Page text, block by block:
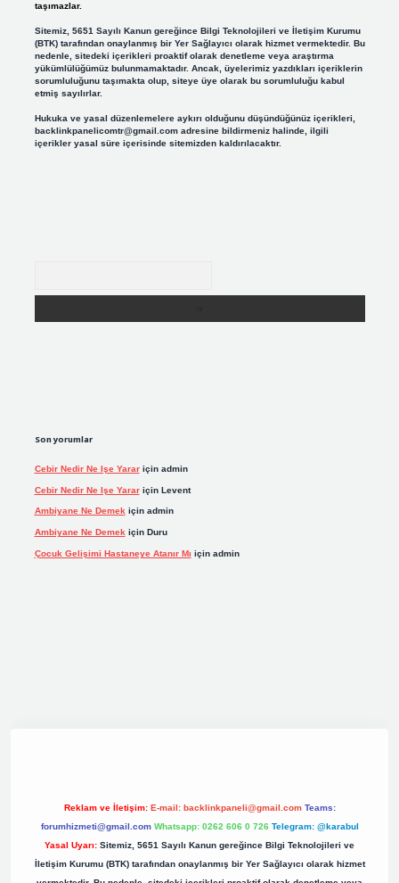
taşımazlar.
Sitemiz, 5651 Sayılı Kanun gereğince Bilgi Teknolojileri ve İletişim Kurumu
(BTK) tarafından onaylanmış bir Yer Sağlayıcı olarak hizmet vermektedir. Bu
nedenle, sitedeki içerikleri proaktif olarak denetleme veya araştırma
yükümlülüğümüz bulunmamaktadır. Ancak, üyelerimiz yazdıkları içeriklerin
sorumluluğunu taşımakta olup, siteye üye olarak bu sorumluluğu kabul
etmiş sayılırlar.
Hukuka ve yasal düzenlemelere aykırı olduğunu düşündüğünüz içerikleri,
backlinkpanelicomtr@gmail.comadresine bildirmeniz halinde, ilgili
içerikler yasal süre içerisinde sitemizden kaldırılacaktır.
Son yorumlar
Cebir Nedir Ne Işe Yarariçin admin
Cebir Nedir Ne Işe Yarariçin Levent
Ambiyane Ne Demekiçin admin
Ambiyane Ne Demek için Duru
Çocuk Gelişimi Hastaneye Atanır Mı için admin
Reklam ve İletişim: E-mail: backlinkpaneli@gmail.com Teams:
forumhizmeti@gmail.com Whatsapp: 0262 606 0 726 Telegram: @karabul
Yasal Uyarı: Sitemiz, 5651 Sayılı Kanun gereğince Bilgi Teknolojileri ve
İletişim Kurumu (BTK) tarafından onaylanmış bir Yer Sağlayıcı olarak hizmet